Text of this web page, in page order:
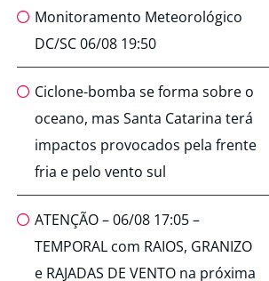
Monitoramento Meteorológico
DC/SC 06/08 19:50
Ciclone-bomba se forma sobre o
oceano, mas Santa Catarina terá
impactos provocados pela frente
fria e pelo vento sul
ATENÇÃO – 06/08 17:05 –
TEMPORAL com RAIOS, GRANIZO
e RAJADAS DE VENTO na próxima